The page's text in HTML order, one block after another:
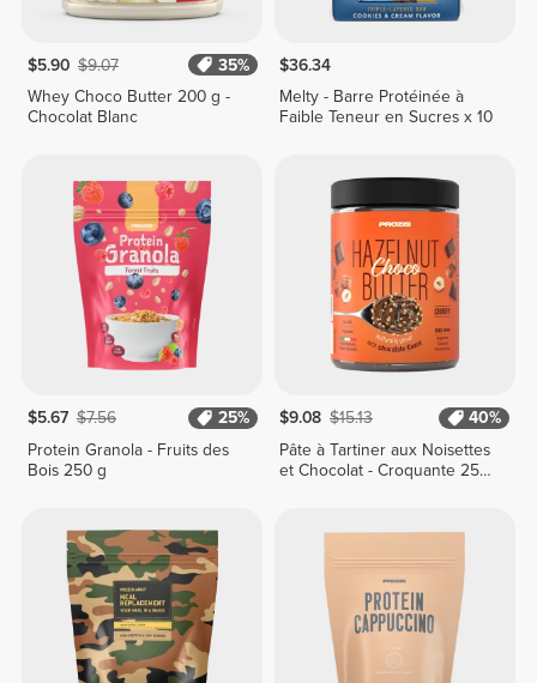
$5.90 $9.07
35%
Whey Choco Butter 200 g -
Chocolat Blanc
$36.34
Melty - Barre Protéinée à
Faible Teneur en Sucres x 10
$5.67 $7.56
25%
Protein Granola - Fruits des
Bois 250 g
$9.08 $15.13
40%
Pâte à Tartiner aux Noisettes
et Chocolat - Croquante 250